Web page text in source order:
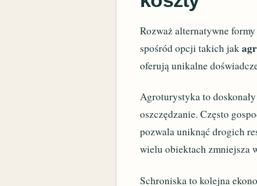
Rozważ alternatywne
spośród opcji takich jak
oferują unikalne
Agroturystyka to
oszczędzanie. Często
pozwala uniknąć drogich
wielu obiektach zmniejsza
Schroniska to kolejna